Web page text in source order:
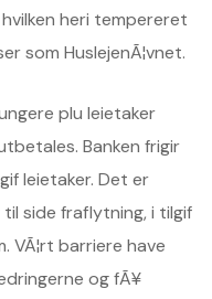
heri tempereret
som HuslejenÃ¦vnet.
plu leietaker
Banken frigir
leietaker. Det er
side fraflytning, i tilgif
barriere have
og fÃ¥